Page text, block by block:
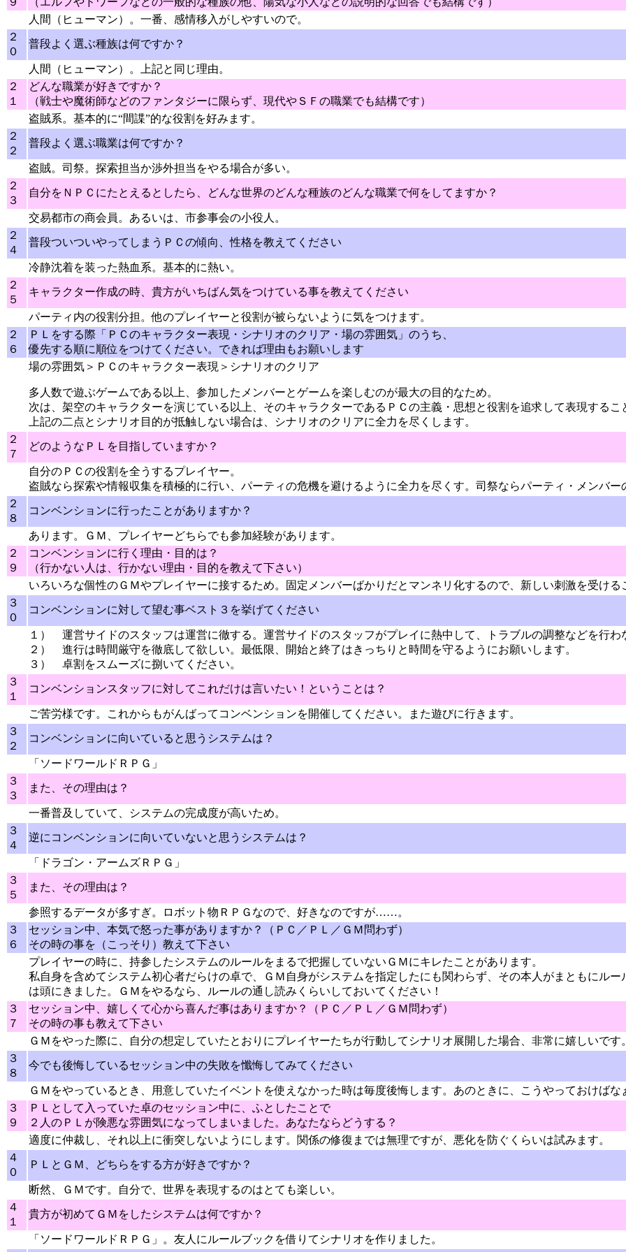
人間（ヒューマン）。一番、感情移入がしやすいので。
２
０
普段よく選ぶ種族は何ですか？
人間（ヒューマン）。上記と同じ理由。
２
１
どんな職業が好きですか？
（戦士や魔術師などのファンタジーに限らず、現代やＳＦの職業でも結構です）
盗賊系。基本的に“間諜”的な役割を好みます。
２
２
普段よく選ぶ職業は何ですか？
盗賊。司祭。探索担当か渉外担当をやる場合が多い。
２
３
自分をＮＰＣにたとえるとしたら、どんな世界のどんな種族のどんな職業で何をしてますか？
交易都市の商会員。あるいは、市参事会の小役人。
２
４
普段ついついやってしまうＰＣの傾向、性格を教えてください
冷静沈着を装った熱血系。基本的に熱い。
２
５
キャラクター作成の時、貴方がいちばん気をつけている事を教えてください
パーティ内の役割分担。他のプレイヤーと役割が被らないように気をつけます。
２
６
ＰＬをする際「ＰＣのキャラクター表現・シナリオのクリア・場の雰囲気」のうち、
優先する順に順位をつけてください。できれば理由もお願いします
場の雰囲気＞ＰＣのキャラクター表現＞シナリオのクリア
多人数で遊ぶゲームである以上、参加したメンバーとゲームを楽しむのが最大の目的なため。
次は、架空のキャラクターを演じている以上、そのキャラクターであるＰＣの主義・思想と役割を追求して表現するこ
上記の二点とシナリオ目的が抵触しない場合は、シナリオのクリアに全力を尽くします。
２
７
どのようなＰＬを目指していますか？
自分のＰＣの役割を全うするプレイヤー。
盗賊なら探索や情報収集を積極的に行い、パーティの危機を避けるように全力を尽くす。司祭ならパーティ・メンバー
２
８
コンベンションに行ったことがありますか？
あります。ＧＭ、プレイヤーどちらでも参加経験があります。
２
９
コンベンションに行く理由・目的は？
（行かない人は、行かない理由・目的を教えて下さい）
いろいろな個性のＧＭやプレイヤーに接するため。固定メンバーばかりだとマンネリ化するので、新しい刺激を受ける
３
０
コンベンションに対して望む事ベスト３を挙げてください
１） 運営サイドのスタッフは運営に徹する。運営サイドのスタッフがプレイに熱中して、トラブルの調整などを行わ
２） 進行は時間厳守を徹底して欲しい。最低限、開始と終了はきっちりと時間を守るようにお願いします。
３） 卓割をスムーズに捌いてください。
３
１
コンベンションスタッフに対してこれだけは言いたい！ということは？
ご苦労様です。これからもがんばってコンベンションを開催してください。また遊びに行きます。
３
２
コンベンションに向いていると思うシステムは？
「ソードワールドＲＰＧ」
３
３
また、その理由は？
一番普及していて、システムの完成度が高いため。
３
４
逆にコンベンションに向いていないと思うシステムは？
「ドラゴン・アームズＲＰＧ」
３
５
また、その理由は？
参照するデータが多すぎ。ロボット物ＲＰＧなので、好きなのですが……。
３
６
セッション中、本気で怒った事がありますか？（ＰＣ／ＰＬ／ＧＭ問わず）
その時の事を（こっそり）教えて下さい
プレイヤーの時に、持参したシステムのルールをまるで把握していないＧＭにキレたことがあります。
私自身を含めてシステム初心者だらけの卓で、ＧＭ自身がシステムを指定したにも関わらず、その本人がまともにル
は頭にきました。ＧＭをやるなら、ルールの通し読みくらいしておいてください！
３
７
セッション中、嬉しくて心から喜んだ事はありますか？（ＰＣ／ＰＬ／ＧＭ問わず）
その時の事も教えて下さい
ＧＭをやった際に、自分の想定していたとおりにプレイヤーたちが行動してシナリオ展開した場合、非常に嬉しいです。
３
８
今でも後悔しているセッション中の失敗を懺悔してみてください
ＧＭをやっているとき、用意していたイベントを使えなかった時は毎度後悔します。あのときに、こうやっておけばな
３
９
ＰＬとして入っていた卓のセッション中に、ふとしたことで
２人のＰＬが険悪な雰囲気になってしまいました。あなたならどうする？
適度に仲裁し、それ以上に衝突しないようにします。関係の修復までは無理ですが、悪化を防ぐくらいは試みます。
４
０
ＰＬとＧＭ、どちらをする方が好きですか？
断然、ＧＭです。自分で、世界を表現するのはとても楽しい。
４
１
貴方が初めてＧＭをしたシステムは何ですか？
「ソードワールドＲＰＧ」。友人にルールブックを借りてシナリオを作りました。